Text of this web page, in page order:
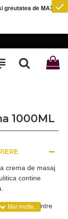
greutatea de MAXIM 5
1000ML
crema de masaj
contine
este unul dintre